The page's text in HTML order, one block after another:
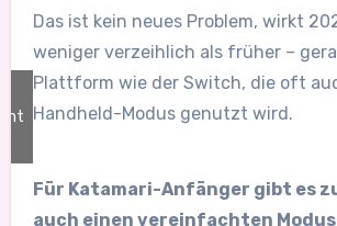
Das ist kein neues Problem, wirkt
weniger verzeihlich als früher –
Plattform wie der Switch, die oft
Handheld-Modus genutzt wird.
Für Katamari-Anfänger gibt es
auch einen vereinfachten